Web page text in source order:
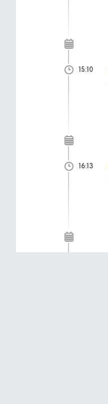
15:10
16:13